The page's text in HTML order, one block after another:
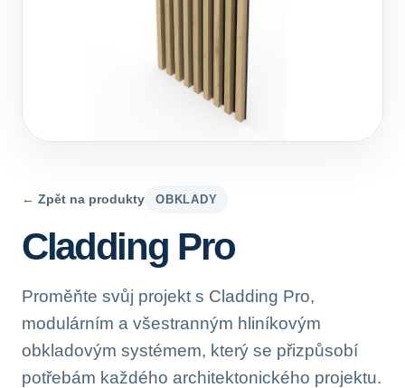
← Zpět na produkty OBKLADY
Cladding Pro
Proměňte svůj projekt s Cladding Pro,
modulárním a všestranným hliníkovým
obkladovým systémem, který se přizpůsobí
potřebám každého architektonického projektu.